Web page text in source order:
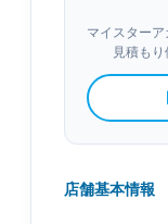
マイスター
見積も
店舗基本情報